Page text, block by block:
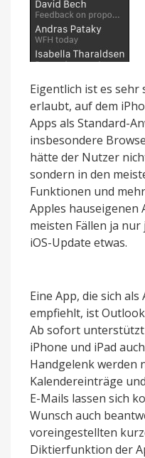
Eigentlich ist es sehr
erlaubt, auf dem
Apps als Standard-
insbesondere
hätte der Nutzer
sondern in den
Funktionen und
Apples hauseigenen
meisten Fällen ja
iOS-Update etwas.
Eine App, die sich
empfiehlt, ist
Ab sofort
iPhone und iPad
Handgelenk werden
Kalendereinträge
E-Mails lassen sich
Wunsch auch
voreingestellten
Diktierfunktion der